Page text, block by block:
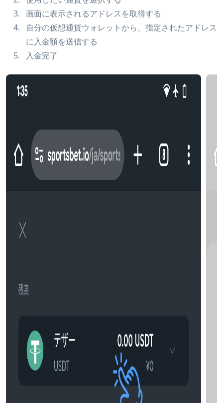
画面に表示されるアドレスを取得する
自分の仮想通貨ウォレットから、指定されたアドレス
に入金額を送信する
入金完了